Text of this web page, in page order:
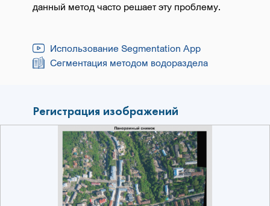
данный метод часто решает эту проблему.
Использование Segmentation App
Сегментация методом водораздела
Регистрация изображений